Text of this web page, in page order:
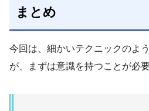
まとめ
今回は、細かいテクニックのよ
が、まずは意識を持つことが必